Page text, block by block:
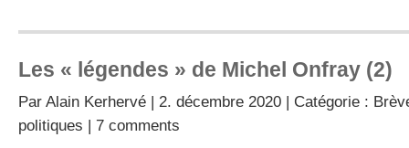
Les « légendes » de Michel Onfray (2)
Par Alain Kerhervé | 2. décembre 2020 | Catégorie :
politiques | 7 comments